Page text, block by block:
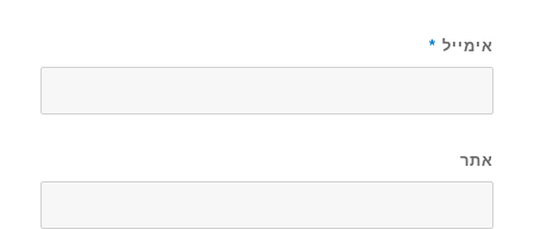
אימייל *
אתר